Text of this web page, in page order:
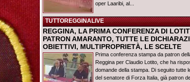
oper Laaribi, al...
TUTTOREGGINALIVE
REGGINA, LA PRIMA CONFERENZA DI
PATRON AMARANTO, TUTTE LE
OBIETTIVI, MULTIPROPRIETÀ, LE SCELTE
Prima conferenza stampa da patron
Reggina per Claudio Lotito, che ha
domande della stampa. Di seguito tutte
del senatore di Forza Italia, già patron